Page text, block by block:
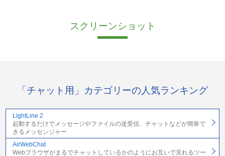
スクリーンショット
「チャット用」カテゴリーの人気ランキング
LightLine 2
起動するだけでメッセージやファイルの送受信、チャットなどが簡単で
きるメッセンジャー
AirWebChat
Webブラウザがまるでチャットしているかのようにお互いで見れるツー